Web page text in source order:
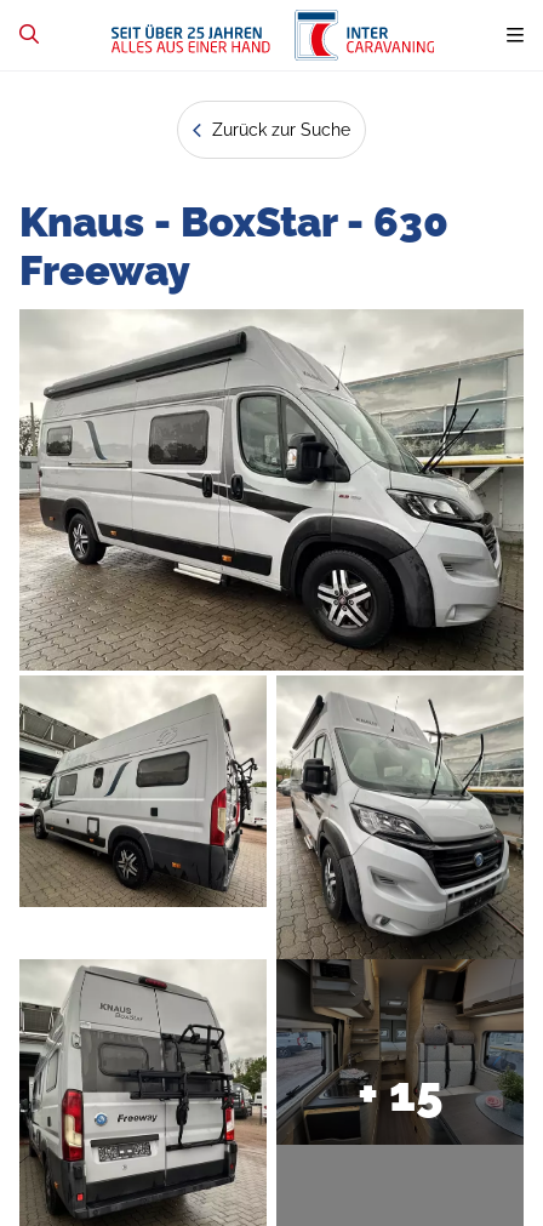
Zurück zur Suche
Knaus - BoxStar - 630
Freeway
+ 15